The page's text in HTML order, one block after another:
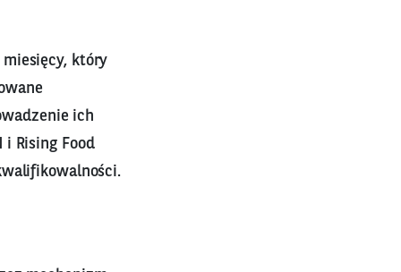
który
ich
i Rising Food